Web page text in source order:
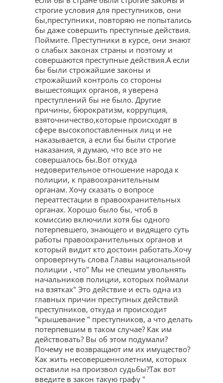
строгие условия для преступников, они
бы,преступники, повторяю не попытались
бы даже совершить преступные действия.
Поймите. Преступники в курсе, они знают
о слабых законах страны и поэтому и
совершаются преступные действия.А если
бы были строжайшие законы и
строжайший контроль со стороны
вышестоящих органов, я уверена
преступлений бы не было. Другие
причины, бюрократизм, коррупция,
взяточничество,которые происходят в
сфере высокопоставленных лиц и не
наказывается, а если бы были строгие
наказания, я думаю, что все это не
совершалось бы.Вот откуда
недоверительное отношение народа к
полиции, к правоохранительным
органам. Хочу сказать о вопросе
переаттестации в правоохранительных
органах. Хорошо было бы, чтоб в
комиссию включили хотя бы одного
потерпевшего, знающего и видящего суть
работы правоохранительных органов и
который видит кто достоин работать.Хочу
опровергнуть слова Главы национальной
полиции , что" Мы не спешим увольнять
начальников полиции, которых поймали
на взятках" Это действие и есть одна из
главных причин преступных действий
преступников, откуда и происходит
"крышевание " преступников, а что делать
потерпевшим в таком случае? Как им
действовать? Вы об этом подумали?
Почему не возвращают им их имущество?
Как жить несовершеннолетним, которых
оставили на произвол судьбы?Так вот
введите в закон такую графу "